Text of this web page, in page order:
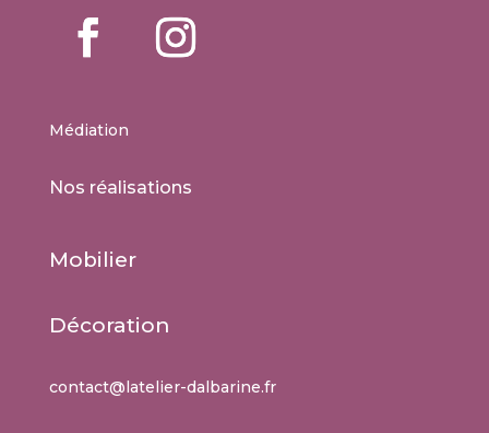
Médiation
Nos réalisations
Mobilier
Décoration
contact@latelier-dalbarine.fr